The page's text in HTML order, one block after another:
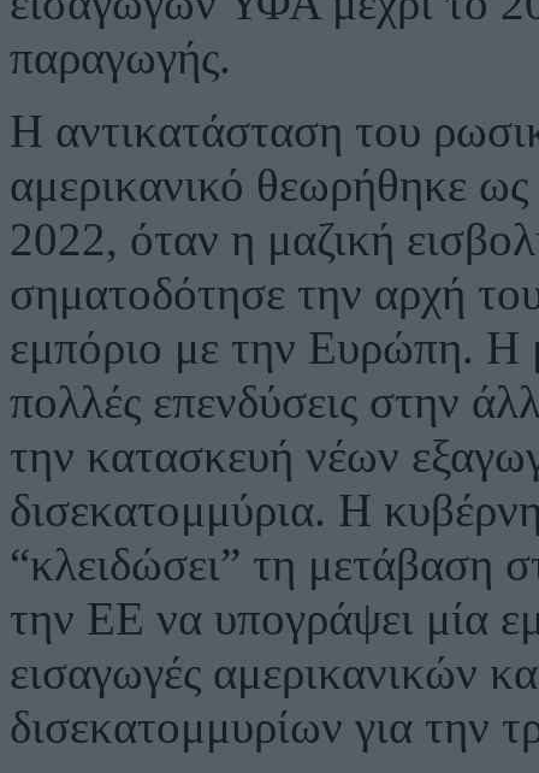
παραγωγής.
Η αντικατάσταση του
αμερικανικό θεωρήθηκε
2022, όταν η μαζική
σηματοδότησε την αρχή
εμπόριο με την Ευρώπη. Η
πολλές επενδύσεις στην
την κατασκευή νέων
δισεκατομμύρια. Η
“κλειδώσει” τη μετάβαση
την ΕΕ να υπογράψει μία
εισαγωγές αμερικανικών
δισεκατομμυρίων για την